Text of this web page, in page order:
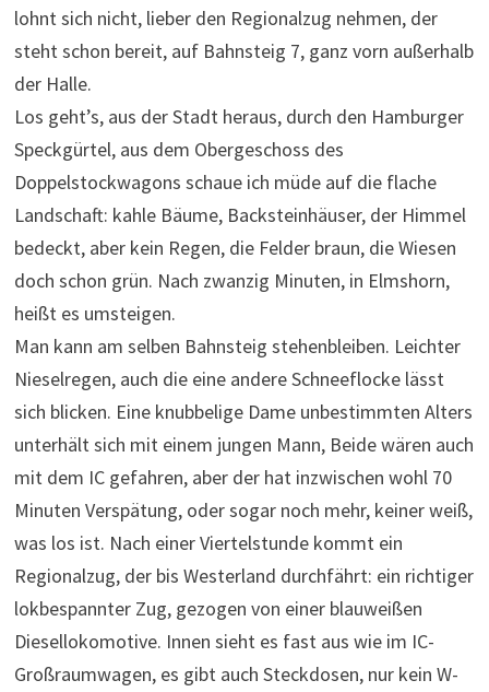
lohnt sich nicht, lieber den Regionalzug nehmen, der
steht schon bereit, auf Bahnsteig 7, ganz vorn außerhalb
der Halle.
Los geht’s, aus der Stadt heraus, durch den Hamburger
Speckgürtel, aus dem Obergeschoss des
Doppelstockwagons schaue ich müde auf die flache
Landschaft: kahle Bäume, Backsteinhäuser, der Himmel
bedeckt, aber kein Regen, die Felder braun, die Wiesen
doch schon grün. Nach zwanzig Minuten, in Elmshorn,
heißt es umsteigen.
Man kann am selben Bahnsteig stehenbleiben. Leichter
Nieselregen, auch die eine andere Schneeflocke lässt
sich blicken. Eine knubbelige Dame unbestimmten Alters
unterhält sich mit einem jungen Mann, Beide wären auch
mit dem IC gefahren, aber der hat inzwischen wohl 70
Minuten Verspätung, oder sogar noch mehr, keiner weiß,
was los ist. Nach einer Viertelstunde kommt ein
Regionalzug, der bis Westerland durchfährt: ein richtiger
lokbespannter Zug, gezogen von einer blauweißen
Diesellokomotive. Innen sieht es fast aus wie im IC-
Großraumwagen, es gibt auch Steckdosen, nur kein W-